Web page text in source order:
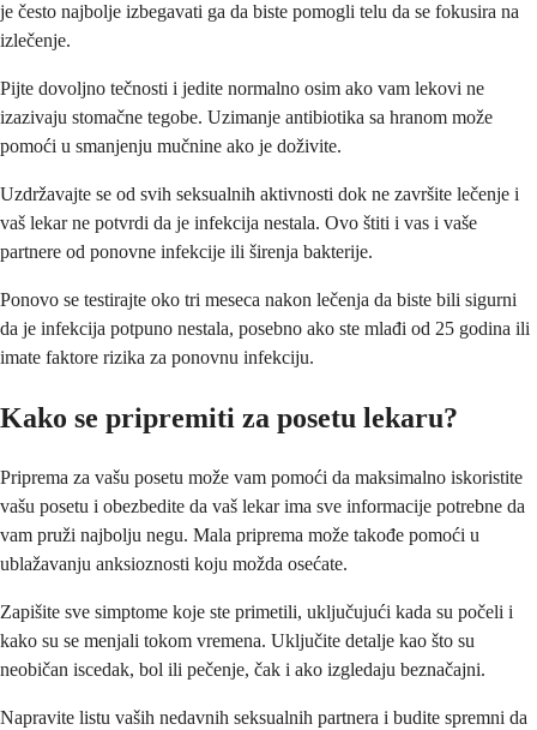
je često najbolje izbegavati ga da biste pomogli telu da se fokusira na
izlečenje.
Pijte dovoljno tečnosti i jedite normalno osim ako vam lekovi ne
izazivaju stomačne tegobe. Uzimanje antibiotika sa hranom može
pomoći u smanjenju mučnine ako je doživite.
Uzdržavajte se od svih seksualnih aktivnosti dok ne završite lečenje i
vaš lekar ne potvrdi da je infekcija nestala. Ovo štiti i vas i vaše
partnere od ponovne infekcije ili širenja bakterije.
Ponovo se testirajte oko tri meseca nakon lečenja da biste bili sigurni
da je infekcija potpuno nestala, posebno ako ste mlađi od 25 godina ili
imate faktore rizika za ponovnu infekciju.
Kako se pripremiti za posetu lekaru?
Priprema za vašu posetu može vam pomoći da maksimalno iskoristite
vašu posetu i obezbedite da vaš lekar ima sve informacije potrebne da
vam pruži najbolju negu. Mala priprema može takođe pomoći u
ublažavanju anksioznosti koju možda osećate.
Zapišite sve simptome koje ste primetili, uključujući kada su počeli i
kako su se menjali tokom vremena. Uključite detalje kao što su
neobičan iscedak, bol ili pečenje, čak i ako izgledaju beznačajni.
Napravite listu vaših nedavnih seksualnih partnera i budite spremni da